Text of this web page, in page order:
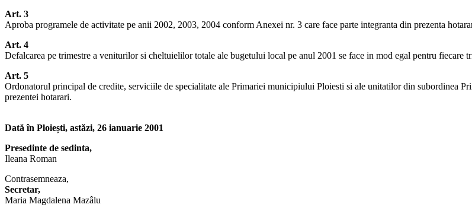
Art. 3
Aproba programele de activitate pe anii 2002, 2003, 2004 conform Anexei nr. 3 care face parte integranta din prezenta
Art. 4
Defalcarea pe trimestre a veniturilor si cheltuielilor totale ale bugetului local pe anul 2001 se face in mod egal pentru fiecare
Art. 5
Ordonatorul principal de credite, serviciile de specialitate ale Primariei municipiului Ploiesti si ale unitatilor din subordinea
prezentei hotarari.
Dată în Ploiești, astăzi, 26 ianuarie 2001
Presedinte de sedinta,
Ileana Roman
Contrasemneaza,
Secretar,
Maria Magdalena Mazâlu